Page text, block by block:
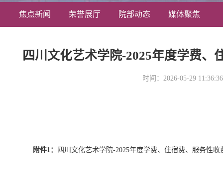
焦点新闻 荣誉展厅 院部动态 媒体聚焦
四川文化艺术学院-2025年度学费
时间：2026-05-29
附件1： 四川文化艺术学院-2025年度学费、住宿费、服务性